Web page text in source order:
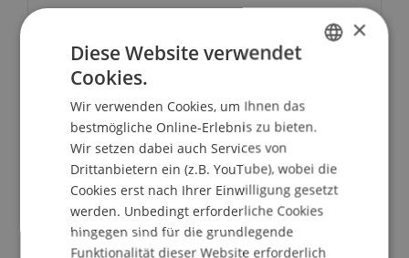
Dozierende:
Dr. iur. Esther Schneider
School/Professur:
Institut für Finanzdienstleistungen
Die europäische Flüchtlingskrise führt auch in
Liechtenstein zu einer verstärkten Befassung von
×
Diese Website verwendet
Cookies.
Wir verwenden Cookies, um Ihnen das
bestmögliche Online-Erlebnis zu bieten.
Wir setzen dabei auch Services von
Drittanbietern ein (z.B. YouTube), wobei die
Cookies erst nach Ihrer Einwilligung gesetzt
werden. Unbedingt erforderliche Cookies
hingegen sind für die grundlegende
Funktionalität dieser Website erforderlich